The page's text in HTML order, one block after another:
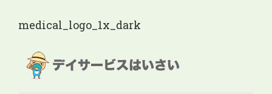
medical_logo_1x_dark